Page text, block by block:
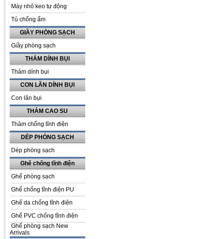
Máy nhỏ keo tự động
Tủ chống ẩm
GIẦY PHÒNG SẠCH
Giầy phòng sạch
THẢM DÍNH BỤI
Thảm dính bụi
CON LĂN DÍNH BỤI
Con lăn bụi
THẢM CAO SU
Thảm chống tĩnh điện
DÉP PHÒNG SẠCH
Dép phòng sạch
Ghế chống tĩnh điện
Ghế phòng sạch
Ghế chống tĩnh điện PU
Ghế da chống tĩnh điện
Ghế PVC chống tĩnh điện
Ghế phòng sạch New
Arrivals